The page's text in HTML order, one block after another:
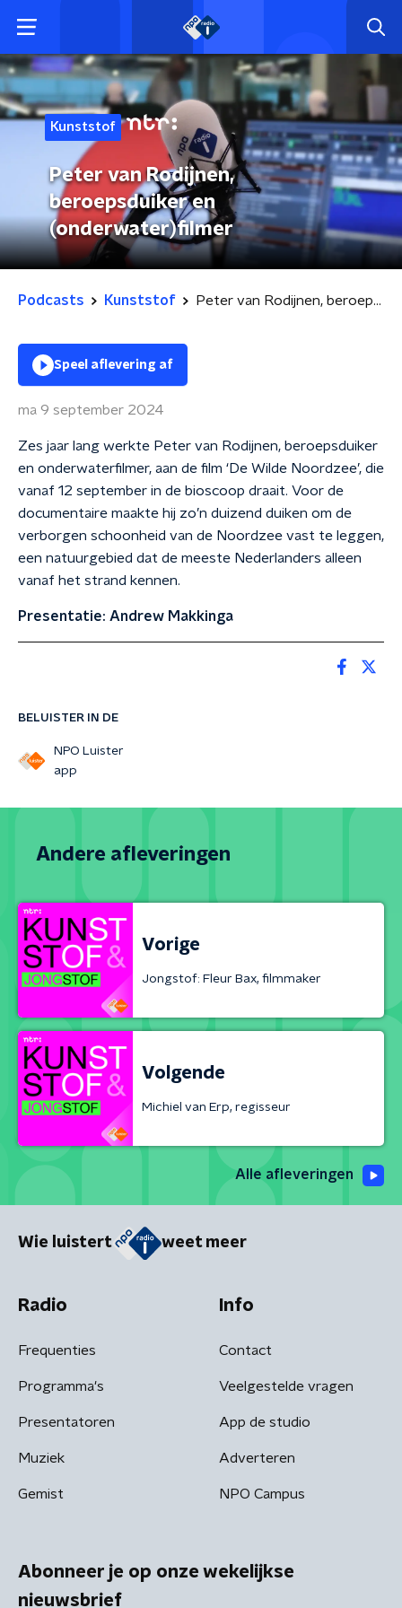
Kunststof
Peter van Rodijnen,
beroepsduiker en
(onderwater)filmer
Podcasts Kunststof Peter van Rodijnen, beroepsduiker en (onderwater)filmer
BELUISTER IN DE
NPO Luister
app
Speel aflevering af
ma 9 september 2024
Zes jaar lang werkte Peter van Rodijnen, beroepsduiker
en onderwaterfilmer, aan de film ‘De Wilde Noordzee’, die
vanaf 12 september in de bioscoop draait. Voor de
documentaire maakte hij zo’n duizend duiken om de
verborgen schoonheid van de Noordzee vast te leggen,
een natuurgebied dat de meeste Nederlanders alleen
vanaf het strand kennen.
Presentatie: Andrew Makkinga
Andere afleveringen
Vorige
Jongstof: Fleur Bax, filmmaker
Volgende
Michiel van Erp, regisseur
Alle afleveringen
Wie luistert weet meer
Radio
Frequenties
Programma's
Presentatoren
Muziek
Gemist
Info
Contact
Veelgestelde vragen
App de studio
Adverteren
NPO Campus
Abonneer je op onze wekelijkse
nieuwsbrief